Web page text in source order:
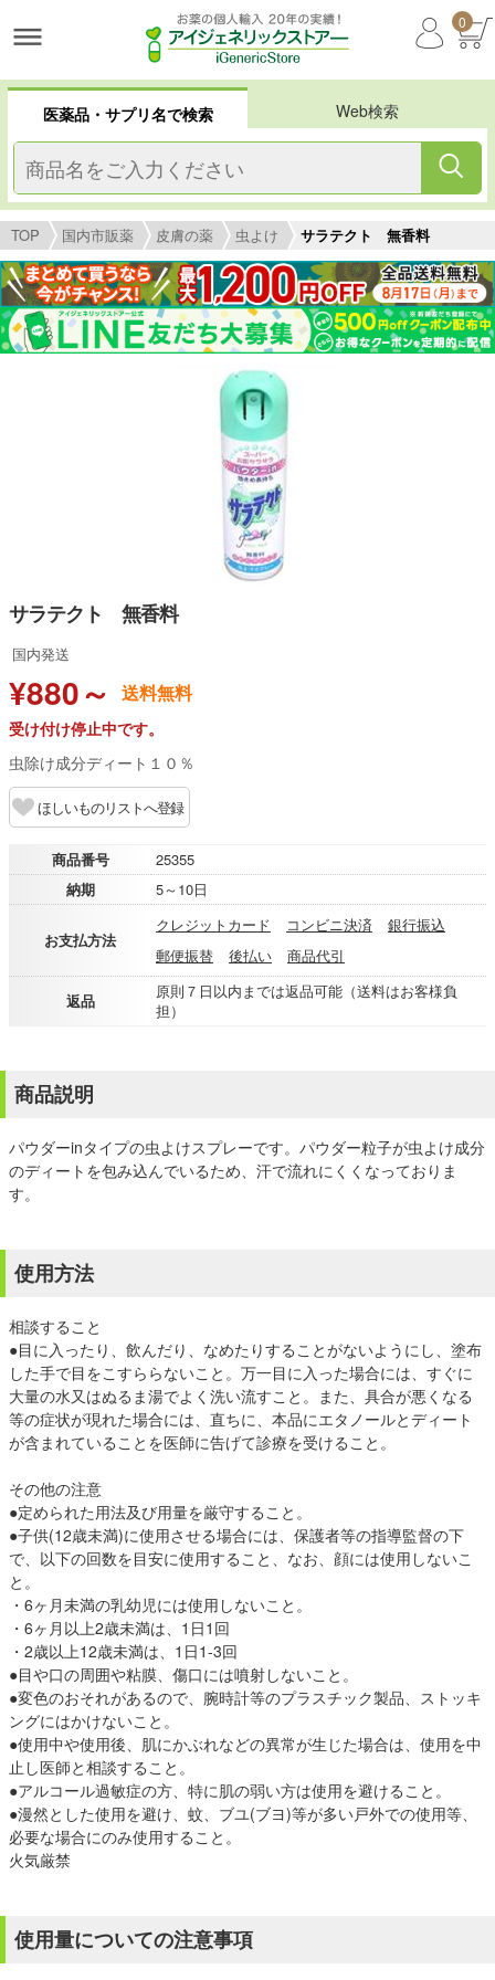
0
医薬品・サプリ名で検索 Web検索
TOP 国内市販薬 皮膚の薬 虫よけ サラテクト 無香料
サラテクト 無香料
国内発送
¥880～ 送料無料
受け付け停止中です。
虫除け成分ディート１０％
ほしいものリストへ登録
商品番号
25355
納期
5～10日
お支払方法
クレジットカード コンビニ決済
銀行振込
郵便振替
後払い 商品代引
返品
原則７日以内までは返品可能（送料はお客様負
担）
商品説明
パウダーinタイプの虫よけスプレーです。パウダー粒子が虫よけ成分
のディートを包み込んでいるため、汗で流れにくくなっておりま
す。
使用方法
相談すること
●目に入ったり、飲んだり、なめたりすることがないようにし、塗布
した手で目をこすららないこと。万一目に入った場合には、すぐに
大量の水又はぬるま湯でよく洗い流すこと。また、具合が悪くなる
等の症状が現れた場合には、直ちに、本品にエタノールとディート
が含まれていることを医師に告げて診療を受けること。
その他の注意
●定められた用法及び用量を厳守すること。
●子供(12歳未満)に使用させる場合には、保護者等の指導監督の下
で、以下の回数を目安に使用すること、なお、顔には使用しないこ
と。
・6ヶ月未満の乳幼児には使用しないこと。
・6ヶ月以上2歳未満は、1日1回
・2歳以上12歳未満は、1日1-3回
●目や口の周囲や粘膜、傷口には噴射しないこと。
●変色のおそれがあるので、腕時計等のプラスチック製品、ストッキ
ングにはかけないこと。
●使用中や使用後、肌にかぶれなどの異常が生じた場合は、使用を中
止し医師と相談すること。
●アルコール過敏症の方、特に肌の弱い方は使用を避けること。
●漫然とした使用を避け、蚊、ブユ(ブヨ)等が多い戸外での使用等、
必要な場合にのみ使用すること。
火気厳禁
使用量についての注意事項